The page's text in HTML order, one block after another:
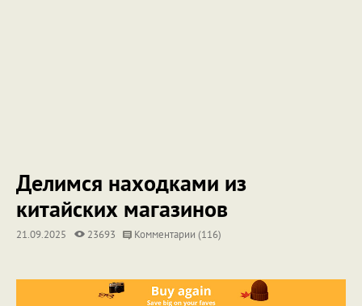
Делимся находками из
китайских магазинов
21.09.2025 23693 Комментарии (116)